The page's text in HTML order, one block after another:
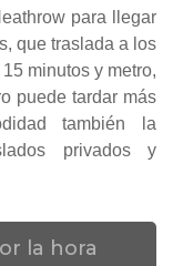
para llegar
que traslada a los
minutos y metro,
puede tardar más
también la
privados y
la hora